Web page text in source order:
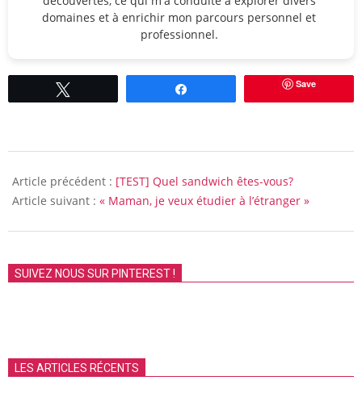
domaines et à enrichir mon parcours personnel et
professionnel.
Save
07-
01
Article précédent : [TEST] Quel sandwich êtes-vous?
Article suivant : « Maman, je veux étudier à l’étranger »
SUIVEZ NOUS SUR PINTEREST !
LES ARTICLES RÉCENTS